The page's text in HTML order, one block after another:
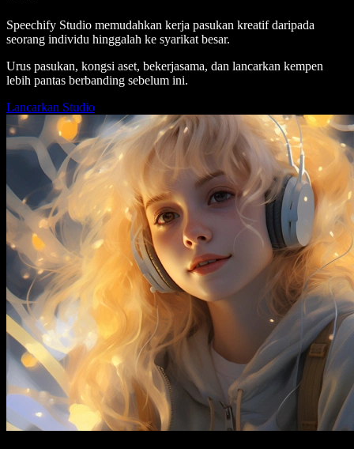
Speechify Studio memudahkan kerja pasukan kreatif daripada
seorang individu hinggalah ke syarikat besar.
Urus pasukan, kongsi aset, bekerjasama, dan lancarkan kempen
lebih pantas berbanding sebelum ini.
Lancarkan Studio